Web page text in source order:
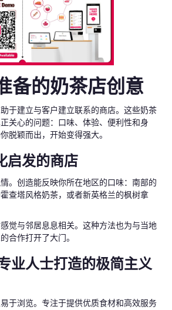
备的奶茶店创意
于建立与客户建立联系的商店。这些奶茶
关心的问题：口味、体验、便利性和身
脱颖而出，开始变得强大。
启发的商店
。创造能反映你所在地区的口味：南部的
查塔风格奶茶，或者新英格兰的枫树拿
觉与邻居息息相关。这种方法也为与当地
合作打开了大门。
业人士打造的极简主义
于浏览。专注于提供优质食材和高效服务